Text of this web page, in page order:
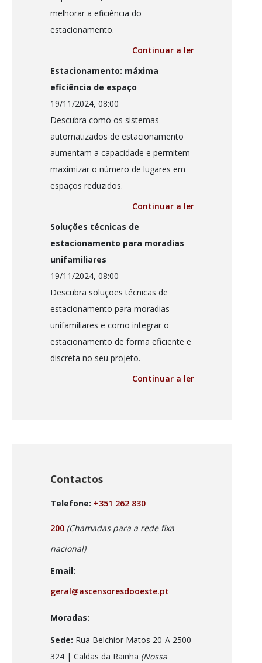
melhorar a eficiência do
estacionamento.
Continuar a ler
Estacionamento: máxima
eficiência de espaço
19/11/2024, 08:00
Descubra como os sistemas
automatizados de estacionamento
aumentam a capacidade e permitem
maximizar o número de lugares em
espaços reduzidos.
Continuar a ler
Soluções técnicas de
estacionamento para moradias
unifamiliares
19/11/2024, 08:00
Descubra soluções técnicas de
estacionamento para moradias
unifamiliares e como integrar o
estacionamento de forma eficiente e
discreta no seu projeto.
Continuar a ler
Contactos
Telefone: +351 262 830
200 (Chamadas para a rede fixa
nacional)
Email:
geral@ascensoresdooeste.pt
Moradas:
Sede: Rua Belchior Matos 20-A 2500-
324 | Caldas da Rainha (Nossa